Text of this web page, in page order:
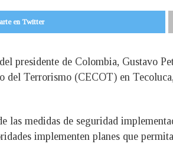
en Twitter
presidente de Colombia, Gustavo
del Terrorismo (CECOT) en
las medidas de seguridad
implementen planes que